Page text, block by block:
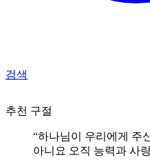
검색
추천 구절
“하나님이 우리에게 주
아니요 오직 능력과 사